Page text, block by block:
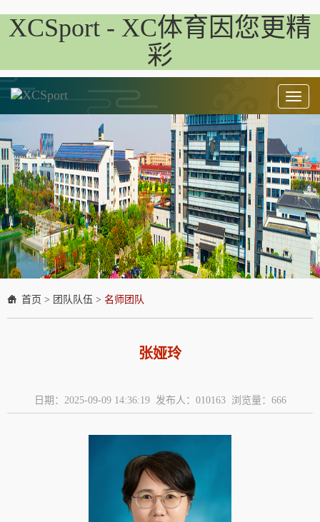
XCSport - XC体育因您更精
彩
Toggle
首页 > 团队队伍 > 名师团队
张娅玲
日期：2025-09-09 14:36:19 发布人：010163 浏览量： 666